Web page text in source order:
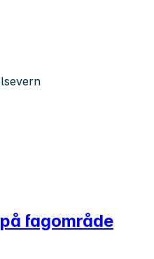
fagområde